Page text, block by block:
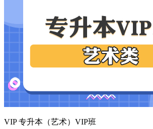
VIP专升本（艺术）VIP班